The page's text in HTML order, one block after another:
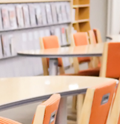
へ 卒業生の方へ 学
企業・メディア関係の方
へ 卒業生の方へ 学
企業・メディア関係の方
へ 卒業生の方へ 学
企業・メディア関係の方
へ 卒業生の方へ 学
企業・メディア関係の方
へ 卒業生の方へ 学
企業・メディア関係の方